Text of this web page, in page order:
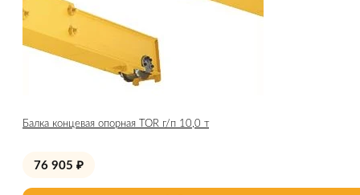
Балка концевая опорная TOR г/п 10,0 т
76 905 ₽